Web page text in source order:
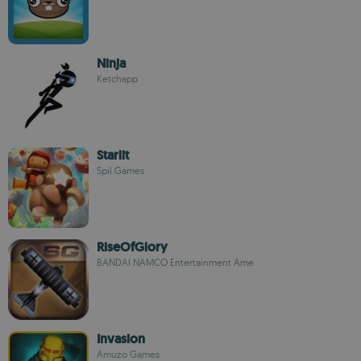
Ninja
Ketchapp
Starlit
Spil Games
RiseOfGlory
BANDAI NAMCO Entertainment Ame
Invasion
Amuzo Games